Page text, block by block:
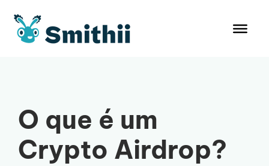
para
O que é um
Crypto Airdrop?